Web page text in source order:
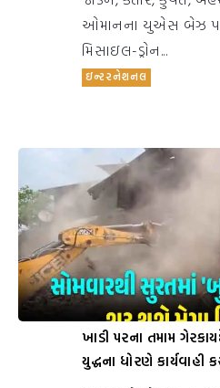
ઓમાનના યુએસ બેઝ
મિસાઇલ-ડ્રોન...
ઇન્ટરનેશનલ
ખાડી પરના તમામ
યુદ્ધના ધોરણે કાર્યવાહી